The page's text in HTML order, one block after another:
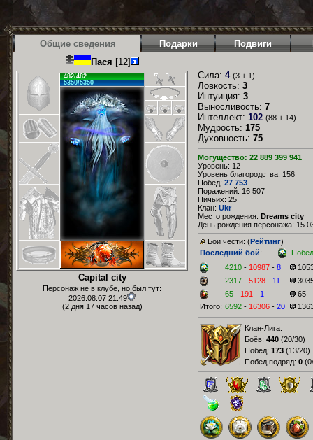
Общие сведения Подарки Подвиги
Пася [12]
482/482
5350/5350
Capital city
Персонаж не в клубе, но был тут:
2026.08.07 21:49
(2 дня 17 часов назад)
Сила: 4 (3 + 1)
Ловкость: 3
Интуиция: 3
Выносливость: 7
Интеллект: 102 (88 + 14)
Мудрость: 175
Духовность: 75
Могущество: 22 889 399 941
Уровень: 12
Уровень благородства: 156
Побед: 27 753
Поражений: 16 507
Ничьих: 25
Клан: Ukr
Место рождения: Dreams city
День рождения персонажа:
Бои чести: (Рейтинг)
Последний бой:
4210 - 10987 - 8
2317 - 5128 - 11
65 - 191 - 1
65
Итого: 6592 - 16306 - 20
Клан-Лига:
Боёв: 440 (20/30)
Побед: 173 (13/20)
Побед подряд: 0 (